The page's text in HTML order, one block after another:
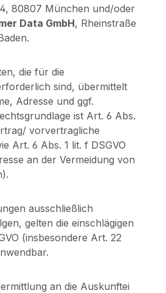
80807 München und/oder
Data GmbH, Rheinstraße
die für die
sind, übermittelt
Adresse und ggf.
ist Art. 6 Abs.
vorvertragliche
Art. 6 Abs. 1 lit. f DSGVO
an der Vermeidung von
ausschließlich
gelten die einschlägigen
(insbesondere Art. 22
an die Auskunftei